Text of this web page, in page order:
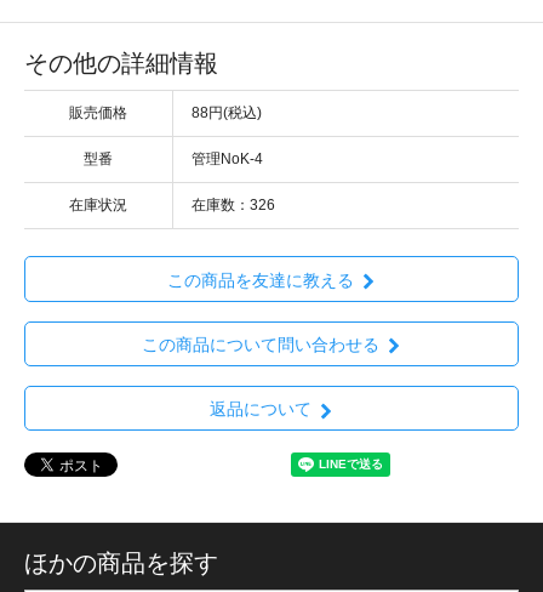
その他の詳細情報
販売価格 88円(税込)
型番 管理NoK-4
在庫状況 在庫数：326
この商品を友達に教える
この商品について問い合わせる
返品について
ほかの商品を探す